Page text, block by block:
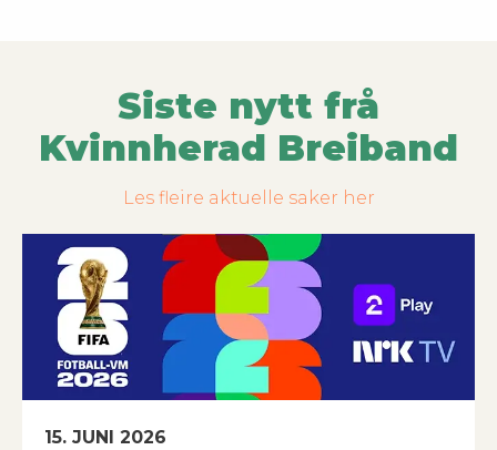
Siste nytt frå
Kvinnherad Breiband
Les fleire aktuelle saker her
15. JUNI 2026